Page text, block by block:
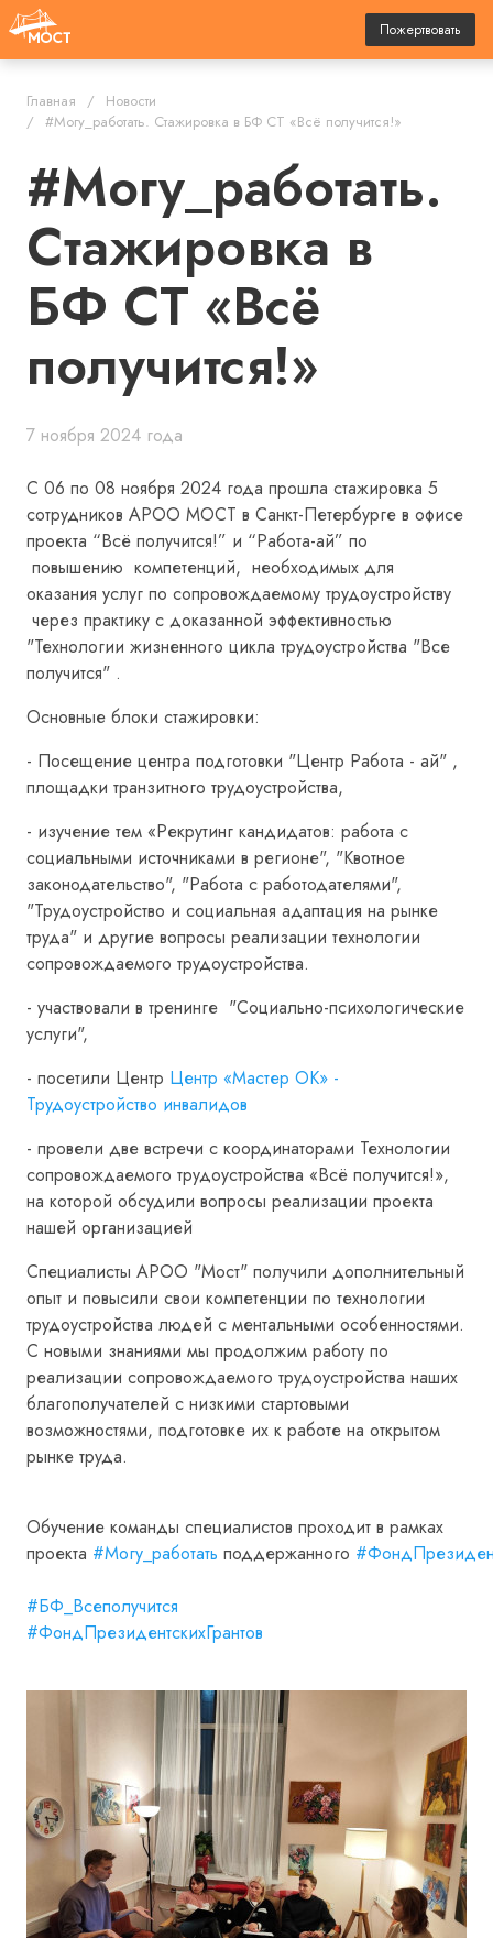
Пожертвовать
Главная
Новости
#Могу_работать. Стажировка в БФ СТ «Всё получится!»
#Могу_работать.
Стажировка в
БФ СТ «Всё
получится!»
7 ноября 2024 года
С 06 по 08 ноября 2024 года прошла стажировка 5
сотрудников АРОО МОСТ в Санкт-Петербурге в офисе
проекта “Всё получится!” и “Работа-ай” по
повышению компетенций, необходимых для
оказания услуг по сопровождаемому трудоустройству
через практику с доказанной эффективностью
"Технологии жизненного цикла трудоустройства "Все
получится" .
Основные блоки стажировки:
- Посещение центра подготовки "Центр Работа - ай" ,
площадки транзитного трудоустройства,
- изучение тем «Рекрутинг кандидатов: работа с
социальными источниками в регионе", "Квотное
законодательство", "Работа с работодателями",
"Трудоустройство и социальная адаптация на рынке
труда" и другие вопросы реализации технологии
сопровождаемого трудоустройства.
- участвовали в тренинге "Социально-психологические
услуги",
- посетили Центр Центр «Мастер ОК» -
Трудоустройство инвалидов
- провели две встречи с координаторами Технологии
сопровождаемого трудоустройства «Всё получится!»,
на которой обсудили вопросы реализации проекта
нашей организацией
Специалисты АРОО "Мост" получили дополнительный
опыт и повысили свои компетенции по технологии
трудоустройства людей с ментальными особенностями.
C новыми знаниями мы продолжим работу по
реализации сопровождаемого трудоустройства наших
благополучателей с низкими стартовыми
возможностями, подготовке их к работе на открытом
рынке труда.
Обучение команды специалистов проходит в рамках
проекта #Могу_работать поддержанного
#БФ_Всеполучится
#ФондПрезидентскихГрантов